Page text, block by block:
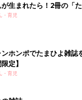
」の声が続々届きます
でやられましたよ。本
ナス３割、給料３割を
した。
くて、役所から所得証
生まれたら！2冊の「た
・育児
ホンポでたまひよ雑誌
定】
・育児